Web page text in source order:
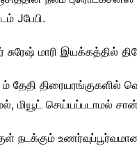
Jபேபி.
மாரி இயக்கத்தில்
தேதி திரையரங்குகளில்
மியூட் செய்யப்படாமல்
நடக்கும்